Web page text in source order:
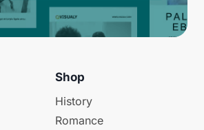
Shop
History
Romance